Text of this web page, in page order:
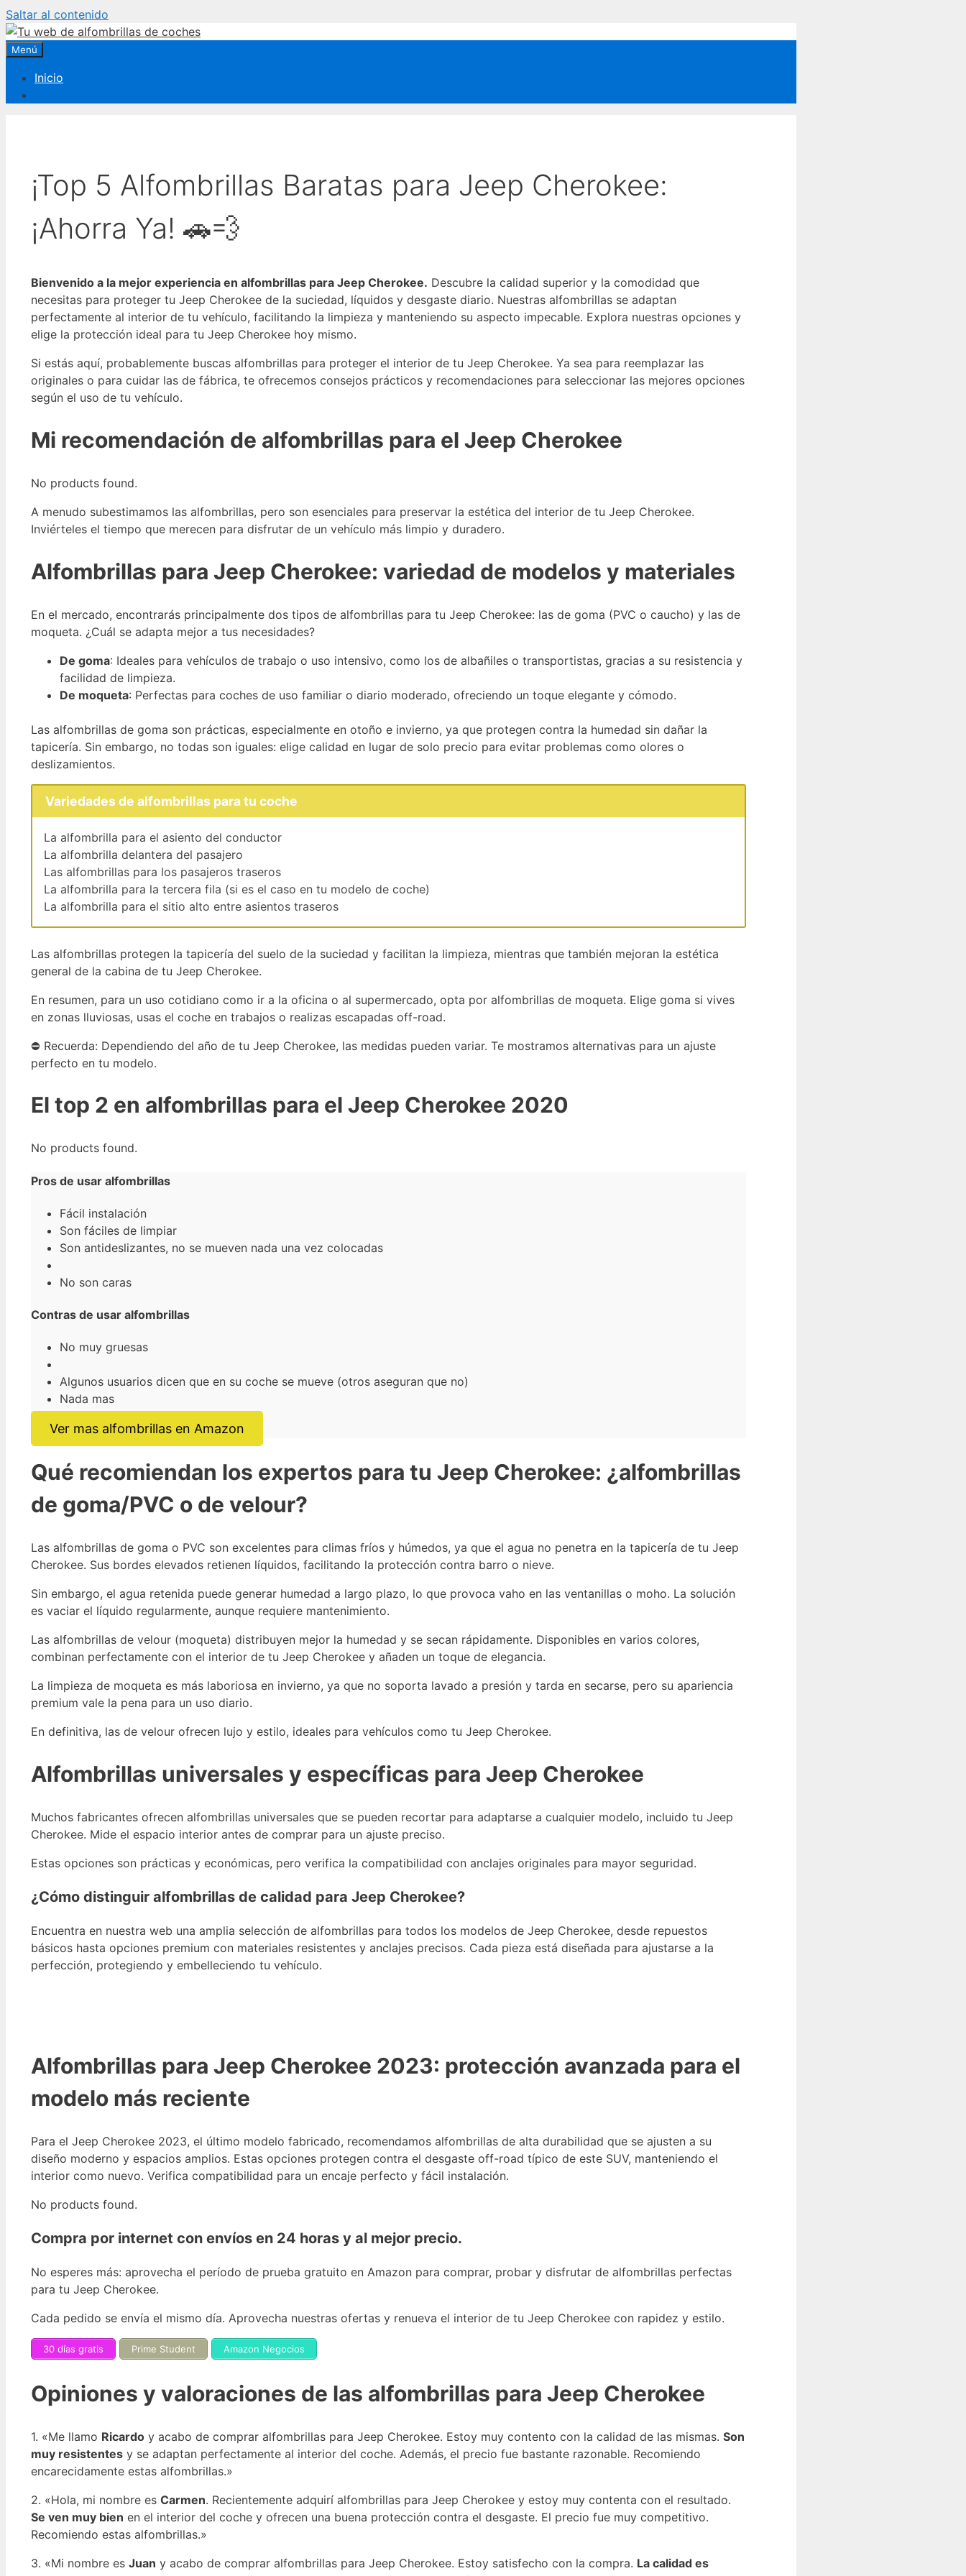
Saltar al contenido
Menú
Inicio
¡Top 5 Alfombrillas Baratas para Jeep Cherokee:
¡Ahorra Ya! 🚗💨
Bienvenido a la mejor experiencia en alfombrillas para Jeep Cherokee. Descubre la calidad superior y la comodidad que
necesitas para proteger tu Jeep Cherokee de la suciedad, líquidos y desgaste diario. Nuestras alfombrillas se adaptan
perfectamente al interior de tu vehículo, facilitando la limpieza y manteniendo su aspecto impecable. Explora nuestras opciones y
elige la protección ideal para tu Jeep Cherokee hoy mismo.
Si estás aquí, probablemente buscas alfombrillas para proteger el interior de tu Jeep Cherokee. Ya sea para reemplazar las
originales o para cuidar las de fábrica, te ofrecemos consejos prácticos y recomendaciones para seleccionar las mejores opciones
según el uso de tu vehículo.
Mi recomendación de alfombrillas para el Jeep Cherokee
No products found.
A menudo subestimamos las alfombrillas, pero son esenciales para preservar la estética del interior de tu Jeep Cherokee.
Inviérteles el tiempo que merecen para disfrutar de un vehículo más limpio y duradero.
Alfombrillas para Jeep Cherokee: variedad de modelos y materiales
En el mercado, encontrarás principalmente dos tipos de alfombrillas para tu Jeep Cherokee: las de goma (PVC o caucho) y las de
moqueta. ¿Cuál se adapta mejor a tus necesidades?
De goma: Ideales para vehículos de trabajo o uso intensivo, como los de albañiles o transportistas, gracias a su resistencia y
facilidad de limpieza.
De moqueta: Perfectas para coches de uso familiar o diario moderado, ofreciendo un toque elegante y cómodo.
Las alfombrillas de goma son prácticas, especialmente en otoño e invierno, ya que protegen contra la humedad sin dañar la
tapicería. Sin embargo, no todas son iguales: elige calidad en lugar de solo precio para evitar problemas como olores o
deslizamientos.
Variedades de alfombrillas para tu coche
La alfombrilla para el asiento del conductor
La alfombrilla delantera del pasajero
Las alfombrillas para los pasajeros traseros
La alfombrilla para la tercera fila (si es el caso en tu modelo de coche)
La alfombrilla para el sitio alto entre asientos traseros
Las alfombrillas protegen la tapicería del suelo de la suciedad y facilitan la limpieza, mientras que también mejoran la estética
general de la cabina de tu Jeep Cherokee.
En resumen, para un uso cotidiano como ir a la oficina o al supermercado, opta por alfombrillas de moqueta. Elige goma si vives
en zonas lluviosas, usas el coche en trabajos o realizas escapadas off-road.
⛔ Recuerda: Dependiendo del año de tu Jeep Cherokee, las medidas pueden variar. Te mostramos alternativas para un ajuste
perfecto en tu modelo.
El top 2 en alfombrillas para el Jeep Cherokee 2020
No products found.
Pros de usar alfombrillas
Fácil instalación
Son fáciles de limpiar
Son antideslizantes, no se mueven nada una vez colocadas
No son caras
Contras de usar alfombrillas
No muy gruesas
Algunos usuarios dicen que en su coche se mueve (otros aseguran que no)
Nada mas
Ver mas alfombrillas en Amazon
Qué recomiendan los expertos para tu Jeep Cherokee: ¿alfombrillas
de goma/PVC o de velour?
Las alfombrillas de goma o PVC son excelentes para climas fríos y húmedos, ya que el agua no penetra en la tapicería de tu Jeep
Cherokee. Sus bordes elevados retienen líquidos, facilitando la protección contra barro o nieve.
Sin embargo, el agua retenida puede generar humedad a largo plazo, lo que provoca vaho en las ventanillas o moho. La solución
es vaciar el líquido regularmente, aunque requiere mantenimiento.
Las alfombrillas de velour (moqueta) distribuyen mejor la humedad y se secan rápidamente. Disponibles en varios colores,
combinan perfectamente con el interior de tu Jeep Cherokee y añaden un toque de elegancia.
La limpieza de moqueta es más laboriosa en invierno, ya que no soporta lavado a presión y tarda en secarse, pero su apariencia
premium vale la pena para un uso diario.
En definitiva, las de velour ofrecen lujo y estilo, ideales para vehículos como tu Jeep Cherokee.
Alfombrillas universales y específicas para Jeep Cherokee
Muchos fabricantes ofrecen alfombrillas universales que se pueden recortar para adaptarse a cualquier modelo, incluido tu Jeep
Cherokee. Mide el espacio interior antes de comprar para un ajuste preciso.
Estas opciones son prácticas y económicas, pero verifica la compatibilidad con anclajes originales para mayor seguridad.
¿Cómo distinguir alfombrillas de calidad para Jeep Cherokee?
Encuentra en nuestra web una amplia selección de alfombrillas para todos los modelos de Jeep Cherokee, desde repuestos
básicos hasta opciones premium con materiales resistentes y anclajes precisos. Cada pieza está diseñada para ajustarse a la
perfección, protegiendo y embelleciendo tu vehículo.
Alfombrillas para Jeep Cherokee 2023: protección avanzada para el
modelo más reciente
Para el Jeep Cherokee 2023, el último modelo fabricado, recomendamos alfombrillas de alta durabilidad que se ajusten a su
diseño moderno y espacios amplios. Estas opciones protegen contra el desgaste off-road típico de este SUV, manteniendo el
interior como nuevo. Verifica compatibilidad para un encaje perfecto y fácil instalación.
No products found.
Compra por internet con envíos en 24 horas y al mejor precio.
No esperes más: aprovecha el período de prueba gratuito en Amazon para comprar, probar y disfrutar de alfombrillas perfectas
para tu Jeep Cherokee.
Cada pedido se envía el mismo día. Aprovecha nuestras ofertas y renueva el interior de tu Jeep Cherokee con rapidez y estilo.
30 días gratis Prime Student Amazon Negocios
Opiniones y valoraciones de las alfombrillas para Jeep Cherokee
1. «Me llamo Ricardo y acabo de comprar alfombrillas para Jeep Cherokee. Estoy muy contento con la calidad de las mismas. Son
muy resistentes y se adaptan perfectamente al interior del coche. Además, el precio fue bastante razonable. Recomiendo
encarecidamente estas alfombrillas.»
2. «Hola, mi nombre es Carmen. Recientemente adquirí alfombrillas para Jeep Cherokee y estoy muy contenta con el resultado.
Se ven muy bien en el interior del coche y ofrecen una buena protección contra el desgaste. El precio fue muy competitivo.
Recomiendo estas alfombrillas.»
3. «Mi nombre es Juan y acabo de comprar alfombrillas para Jeep Cherokee. Estoy satisfecho con la compra. La calidad es